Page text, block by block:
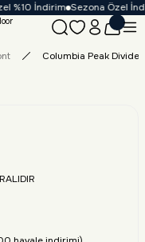
%10 İndirim Sezona Özel
Columbia Peak Divide